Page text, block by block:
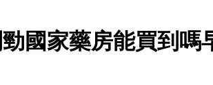
國家藥房能買到